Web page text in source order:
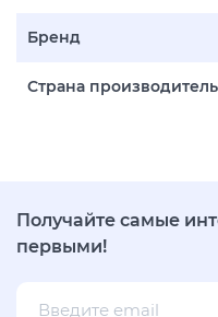
Бренд
Страна производитель
Получайте самые
первыми!